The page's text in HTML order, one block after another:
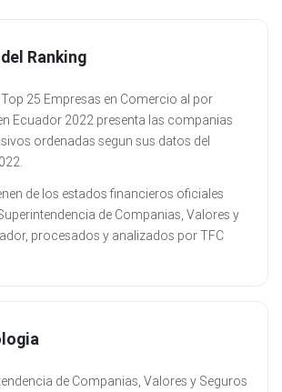
Ranking
25 Empresas en Comercio al por
Ecuador 2022 presenta las companias
ordenadas segun sus datos del
de los estados financieros oficiales
de Companias, Valores y
procesados y analizados por TFC
de Companias, Valores y Seguros